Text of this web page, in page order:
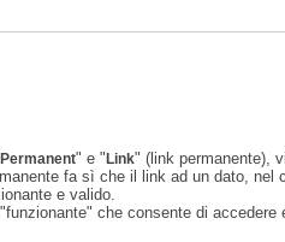
Permanent" e "Link" (link permanente),
fa sì che il link ad un dato, nel
e valido.
che consente di